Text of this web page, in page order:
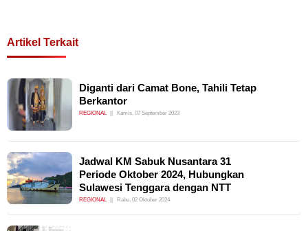
Artikel Terkait
Diganti dari Camat Bone, Tahili Tetap
Berkantor
REGIONAL Kamis, 07 September 2023
Jadwal KM Sabuk Nusantara 31
Periode Oktober 2024, Hubungkan
Sulawesi Tenggara dengan NTT
REGIONAL Rabu, 02 Oktober 2024